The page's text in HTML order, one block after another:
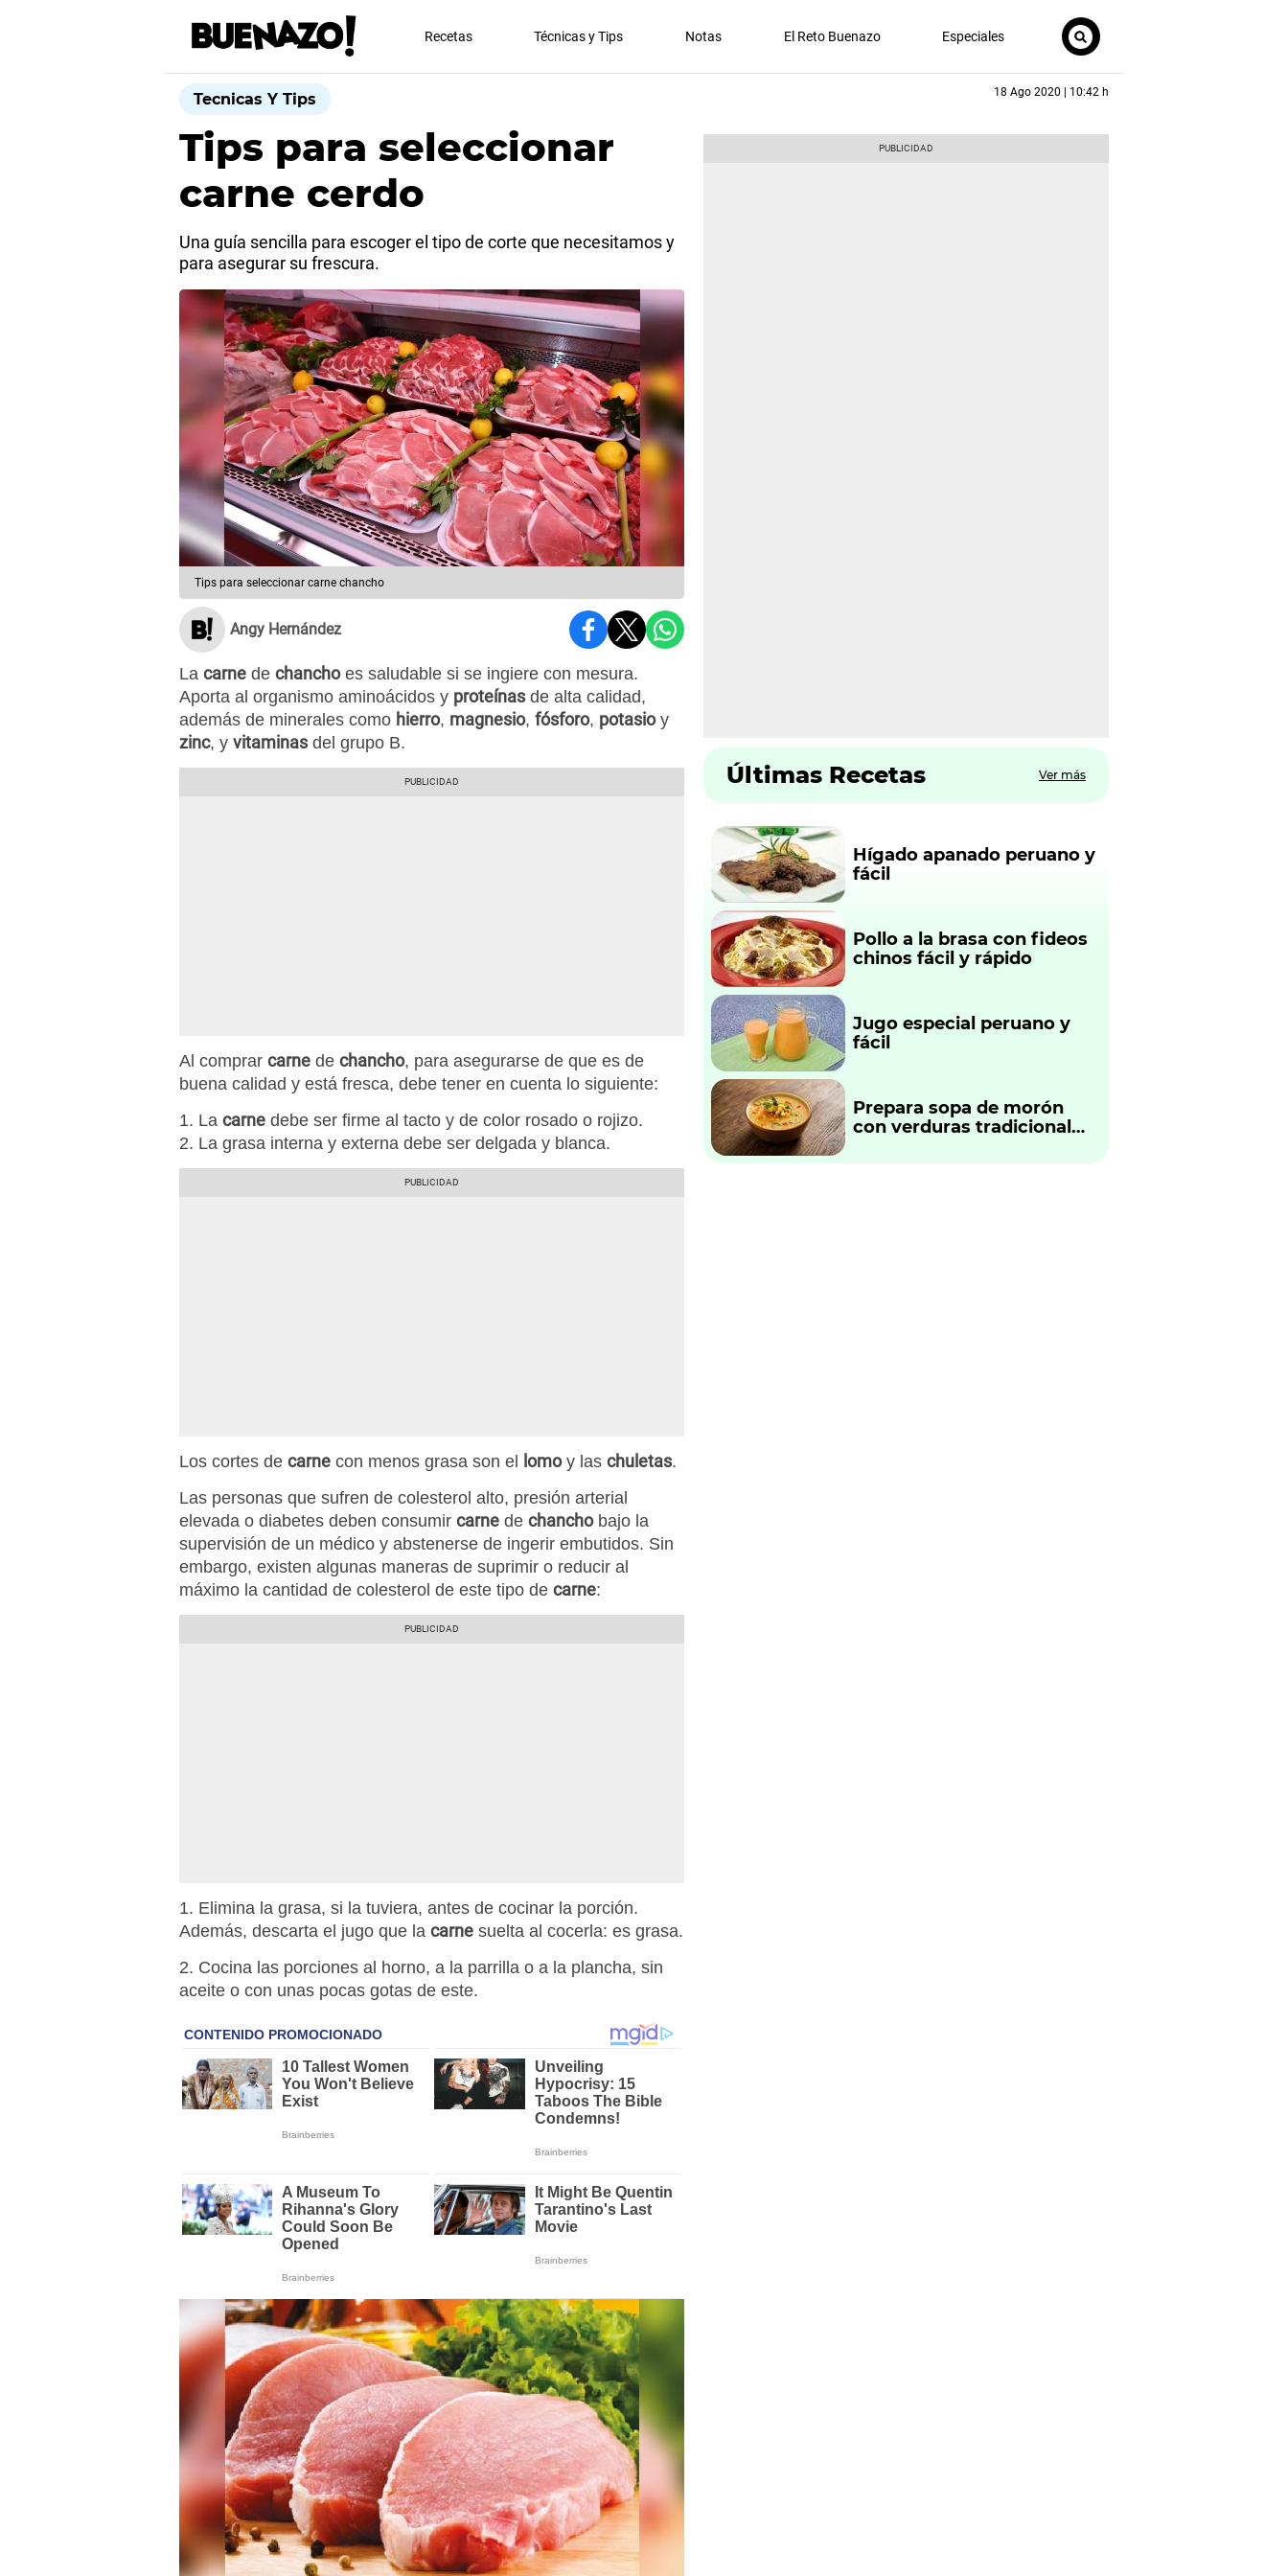
Recetas Técnicas y Tips Notas El Reto Buenazo Especiales
Tecnicas Y Tips 18 Ago 2020 | 10:42 h
Tips para seleccionar
carne cerdo
Una guía sencilla para escoger el tipo de corte que necesitamos y
para asegurar su frescura.
Tips para seleccionar carne chancho
Angy Hernández
La carne de chanchoes saludable si se ingiere con mesura.
Aporta al organismo aminoácidos y proteínas de alta calidad,
además de minerales como hierro, magnesio, fósforo, potasioy
zinc, y vitaminas del grupo B.
Al comprar carne de chancho, para asegurarse de que es de
buena calidad y está fresca, debe tener en cuenta lo siguiente:
1. La carne debe ser firme al tacto y de color rosado o rojizo.
2. La grasa interna y externa debe ser delgada y blanca.
Los cortes de carne con menos grasa son el lomoy las chuletas.
Las personas que sufren de colesterol alto, presión arterial
elevada o diabetes deben consumir carne de chanchobajo la
supervisión de un médico y abstenerse de ingerir embutidos. Sin
embargo, existen algunas maneras de suprimir o reducir al
máximo la cantidad de colesterol de este tipo de carne:
1. Elimina la grasa, si la tuviera, antes de cocinar la porción.
Además, descarta el jugo que la carne suelta al cocerla: es grasa.
2. Cocina las porciones al horno, a la parrilla o a la plancha, sin
aceite o con unas pocas gotas de este.
Últimas Recetas Ver más
Hígado apanado peruano y
fácil
Pollo a la brasa con fideos
chinos fácil y rápido
Jugo especial peruano y
fácil
Prepara sopa de morón
con verduras tradicional